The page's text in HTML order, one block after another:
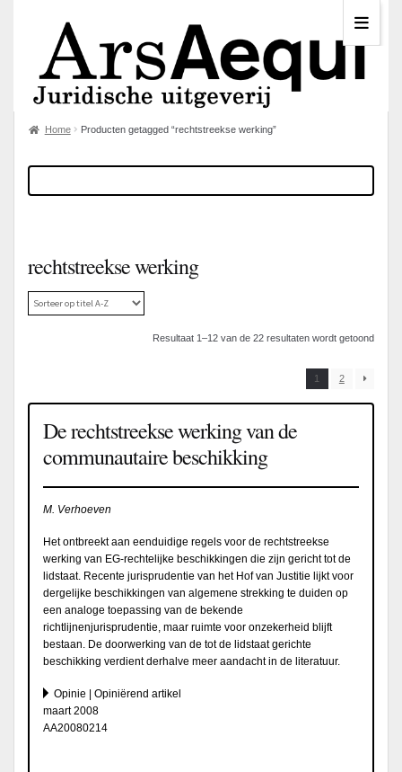
Home Producten getagged “rechtstreekse werking”
rechtstreekse werking
Resultaat 1–12 van de 22 resultaten wordt getoond
1 2
De rechtstreekse werking van de
communautaire beschikking
M. Verhoeven
Het ontbreekt aan eenduidige regels voor de rechtstreekse
werking van EG-rechtelijke beschikkingen die zijn gericht tot de
lidstaat. Recente jurisprudentie van het Hof van Justitie lijkt voor
dergelijke beschikkingen van algemene strekking te duiden op
een analoge toepassing van de bekende
richtlijnenjurisprudentie, maar ruimte voor onzekerheid blijft
bestaan. De doorwerking van de tot de lidstaat gerichte
beschikking verdient derhalve meer aandacht in de literatuur.
Opinie | Opiniërend artikel
maart 2008
AA20080214